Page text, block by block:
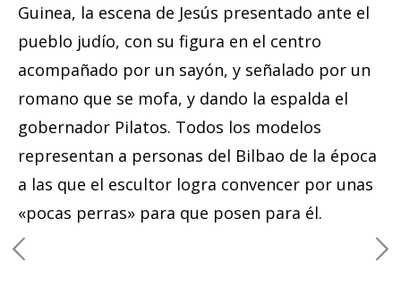
Guinea, la escena de Jesús presentado ante el
pueblo judío, con su figura en el centro
acompañado por un sayón, y señalado por un
romano que se mofa, y dando la espalda el
gobernador Pilatos. Todos los modelos
representan a personas del Bilbao de la época
a las que el escultor logra convencer por unas
«pocas perras» para que posen para él.